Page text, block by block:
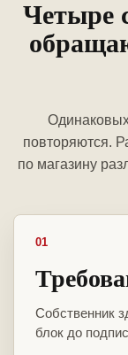
Четыре
повторяются.
по магазину
01
Собственник
блок до